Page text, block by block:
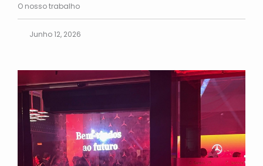
O nosso trabalho
Junho 12, 2026